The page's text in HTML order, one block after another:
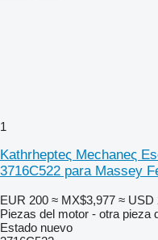
1
Kathrhepteς Mechaneς
3716C522 para Massey
EUR 200 ≈ MX$3,977 ≈ USD
Piezas del motor - otra pieza
Estado nuevo